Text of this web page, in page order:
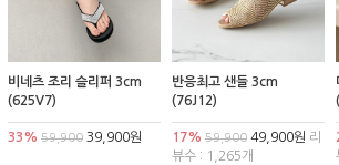
비네츠 조리 슬리퍼 3cm
(625V7)
33% 59,900 39,900원
반응최고 샌들 3cm
(76J12)
17% 59,90049,900원 리
뷰수 : 1,265개